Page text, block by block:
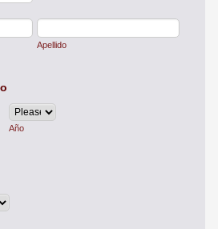
Apellido
Año